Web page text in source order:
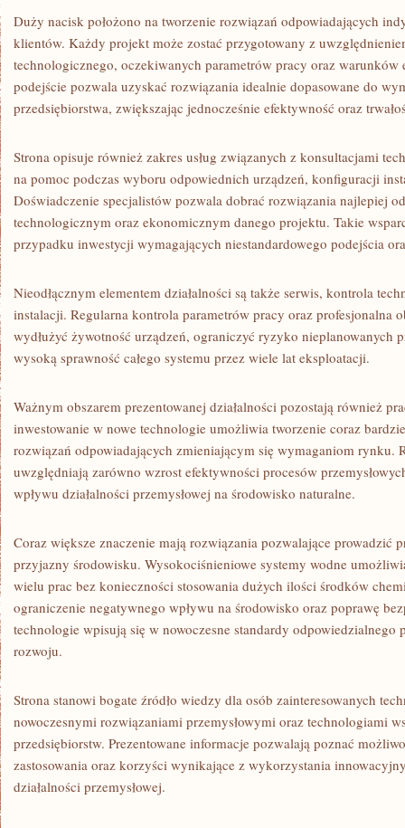
Duży nacisk położono na tworzenie rozwiązań odpowiadających
klientów. Każdy projekt może zostać przygotowany z
technologicznego, oczekiwanych parametrów pracy oraz warunków
podejście pozwala uzyskać rozwiązania idealnie dopasowane do
przedsiębiorstwa, zwiększając jednocześnie efektywność oraz
Strona opisuje również zakres usług związanych z konsultacjami
na pomoc podczas wyboru odpowiednich urządzeń, konfiguracji
Doświadczenie specjalistów pozwala dobrać rozwiązania najlepiej
technologicznym oraz ekonomicznym danego projektu. Takie
przypadku inwestycji wymagających niestandardowego podejścia
Nieodłącznym elementem działalności są także serwis, kontrola
instalacji. Regularna kontrola parametrów pracy oraz profesjonalna
wydłużyć żywotność urządzeń, ograniczyć ryzyko nieplanowanych
wysoką sprawność całego systemu przez wiele lat eksploatacji.
Ważnym obszarem prezentowanej działalności pozostają również
inwestowanie w nowe technologie umożliwia tworzenie coraz
rozwiązań odpowiadających zmieniającym się wymaganiom rynku.
uwzględniają zarówno wzrost efektywności procesów
wpływu działalności przemysłowej na środowisko naturalne.
Coraz większe znaczenie mają rozwiązania pozwalające prowadzić
przyjazny środowisku. Wysokociśnieniowe systemy wodne
wielu prac bez konieczności stosowania dużych ilości środków
ograniczenie negatywnego wpływu na środowisko oraz poprawę
technologie wpisują się w nowoczesne standardy odpowiedzialnego
rozwoju.
Strona stanowi bogate źródło wiedzy dla osób zainteresowanych
nowoczesnymi rozwiązaniami przemysłowymi oraz technologiami
przedsiębiorstw. Prezentowane informacje pozwalają poznać
zastosowania oraz korzyści wynikające z wykorzystania
działalności przemysłowej.